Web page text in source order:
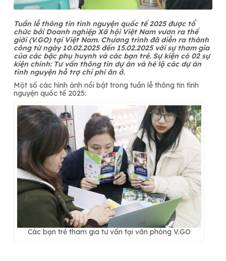
Tuần lễ thông tin tình nguyện quốc tế 2025 được tổ
chức bởi Doanh nghiệp Xã hội Việt Nam vươn ra thế
giới (V.GO) tại Việt Nam. Chương trình đã diễn ra thành
công từ ngày 10.02.2025 đến 15.02.2025 với sự tham gia
của các bậc phụ huynh và các bạn trẻ. Sự kiện có 02 sự
kiện chính: Tư vấn thông tin dự án và hé lộ các dự án
tình nguyện hỗ trợ chi phí ăn ở.
Một số các hình ảnh nổi bật trong tuần lễ thông tin tình
nguyện quốc tế 2025:
Các bạn trẻ tham gia tư vấn tại văn phòng V.GO